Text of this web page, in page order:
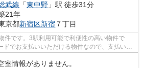
武線 「東中野 」駅 徒歩31分
21年
京都新宿区新宿 ７丁目
件です。3駅利用可能で利便性の高い物件で
でお支払いいただける物件なので、支払い手
らの物件はマ...
室情報がありません。